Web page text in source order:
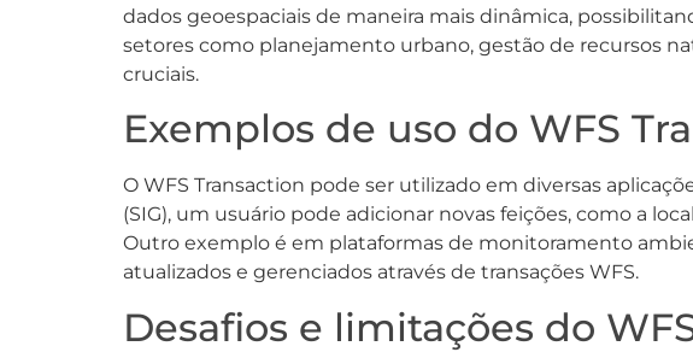
dados geoespaciais de maneira mais dinâmica,
setores como planejamento urbano, gestão de recursos
cruciais.
Exemplos de uso do WFS
O WFS Transaction pode ser utilizado em diversas
(SIG), um usuário pode adicionar novas feições, como a
Outro exemplo é em plataformas de monitoramento
atualizados e gerenciados através de transações WFS.
Desafios e limitações do